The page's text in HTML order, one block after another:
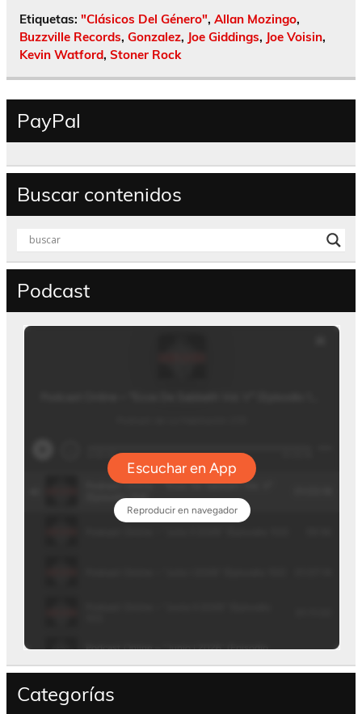
Etiquetas: "Clásicos Del Género", Allan Mozingo,
Buzzville Records, Gonzalez, Joe Giddings, Joe Voisin,
Kevin Watford, Stoner Rock
PayPal
Buscar contenidos
Podcast
Categorías